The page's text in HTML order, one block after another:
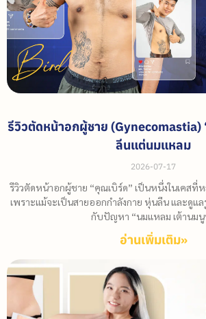
รีวิวตัดหน้าอกผู้ชาย (Gynecomastia)
ลีนแต่นมแหลม
2026-07-17
รีวิวตัดหน้าอกผู้ชาย “คุณเบิร์ด” เป็นหนึ่งในเคสที่
เพราะแม้จะเป็นสายออกกำลังกาย หุ่นลีน และดูแ
กับปัญหา “นมแหลม เต้านมนู
อ่านเพิ่มเติม»